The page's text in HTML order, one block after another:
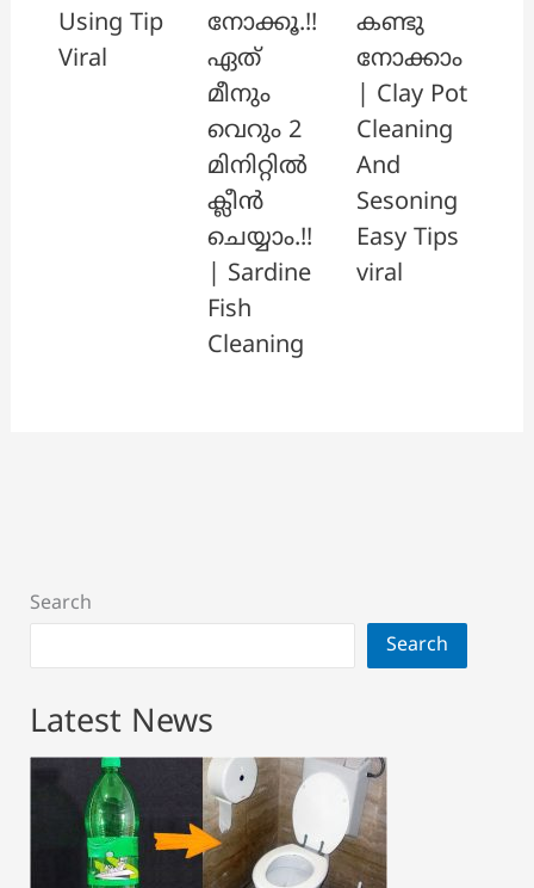
Using Tip
Viral
നോക്കൂ.!!
ഏത്
മീനും
വെറും 2
മിനിറ്റിൽ
ക്ലീൻ
ചെയ്യാം.!!
| Sardine
Fish
Cleaning
കണ്ടു
നോക്കാം
| Clay Pot
Cleaning
And
Sesoning
Easy Tips
viral
Search
Search
Latest News